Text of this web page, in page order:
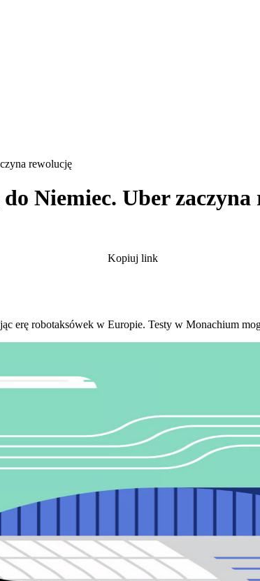
rewolucję
Niemiec. Uber zaczyna
Kopiuj link
erę robotaksówek w Europie. Testy w Monachium